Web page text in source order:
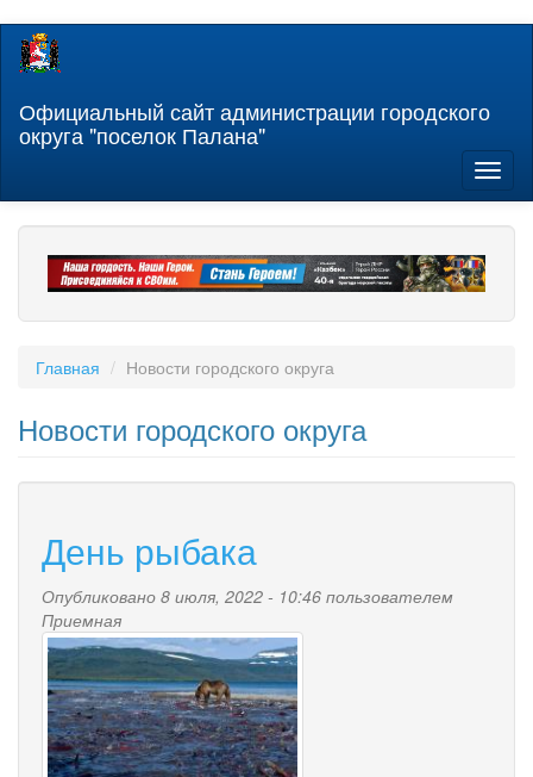
Перейти
содержанию
Официальный сайт администрации городского
округа "поселок Палана"
Главная Новости городского округа
Новости городского округа
День рыбака
Опубликовано 8 июля, 2022 - 10:46 пользователем
Приемная
ryba.jpg